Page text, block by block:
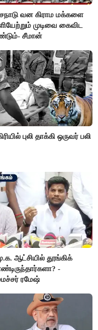
வன கிராம மக்களை
முடிவை கைவிட
சீமான்
புலி தாக்கி ஒருவர் பலி
ஆட்சியில் தூங்கிக்
-
ரமேஷ்